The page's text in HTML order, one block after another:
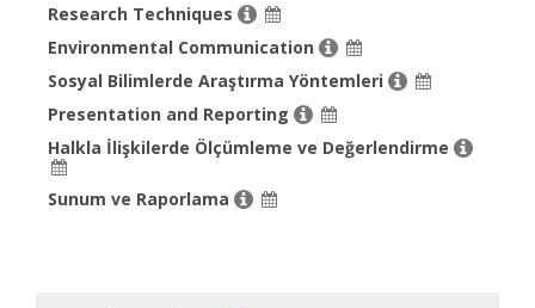
Research Techniques
Environmental Communication
Sosyal Bilimlerde Araştırma Yöntemleri
Presentation and Reporting
Halkla İlişkilerde Ölçümleme ve Değerlendirme
Sunum ve Raporlama